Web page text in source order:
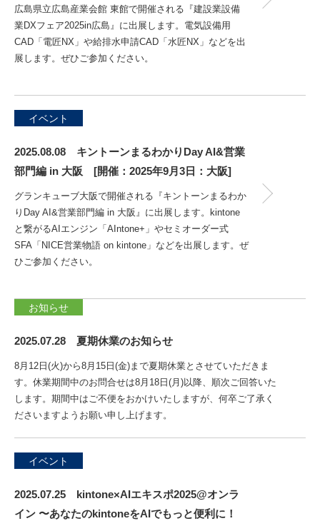
広島県立広島産業会館 東館で開催される『建設業設備
業DXフェア2025in広島』に出展します。電気設備用
CAD「電匠NX」や給排水申請CAD「水匠NX」などを出
展します。ぜひご参加ください。
イベント
2025.08.08 キントーンまるわかりDay AI&営業
部門編 in 大阪 [開催：2025年9月3日：大阪]
グランキューブ大阪で開催される『キントーンまるわか
りDay AI&営業部門編 in 大阪』に出展します。kintone
と繋がるAIエンジン「AIntone+」やセミオーダー式
SFA「NICE営業物語 on kintone」などを出展します。ぜ
ひご参加ください。
お知らせ
2025.07.28 夏期休業のお知らせ
8月12日(火)から8月15日(金)まで夏期休業とさせていただきま
す。休業期間中のお問合せは8月18日(月)以降、順次ご回答いた
します。期間中はご不便をおかけいたしますが、何卒ご了承く
ださいますようお願い申し上げます。
イベント
2025.07.25 kintone×AIエキスポ2025@オンラ
イン 〜あなたのkintoneをAIでもっと便利に！